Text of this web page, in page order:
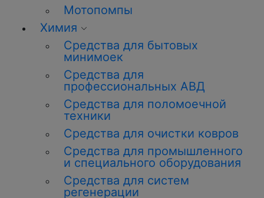
Мотопомпы
Химия
Средства для бытовых
минимоек
Средства для
профессиональных АВД
Средства для поломоечной
техники
Средства для очистки ковров
Средства для промышленного
и специального оборудования
Средства для систем
регенерации